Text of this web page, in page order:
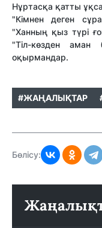
Нұртасқа қатты
"Кімнен деген
"Ханның қыз түрі
"Тіл-көзден
оқырмандар.
#ЖАҢАЛЫҚТАР
Бөлісу: